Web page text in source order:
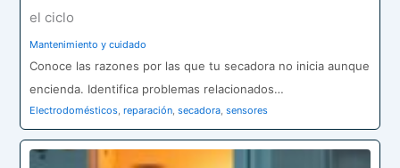
el ciclo
Mantenimiento y cuidado
Conoce las razones por las que tu secadora no inicia aunque
encienda. Identifica problemas relacionados…
Electrodomésticos ,reparación ,secadora ,sensores